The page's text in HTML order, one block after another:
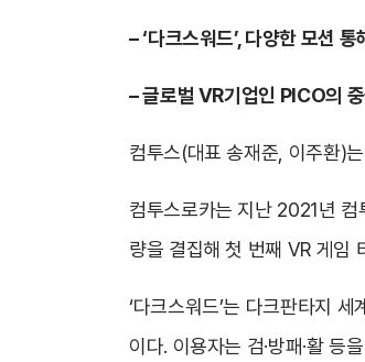
– ‘다크스워드’, 다양한 모션
– 글로벌 VR기업인 PICO의
컴투스(대표 송재준, 이주환)
컴투스로카는 지난 2021년 컴
량을 결집해 첫 번째 VR 게임
‘다크스워드’는 다크판타지
이다. 이용자는 검·방패·활 등